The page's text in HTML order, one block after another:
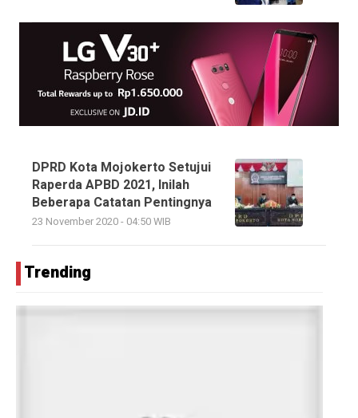
DPRD Kota Mojokerto Setujui
Raperda APBD 2021, Inilah
Beberapa Catatan Pentingnya
23 November 2020 - 04:50 WIB
Trending